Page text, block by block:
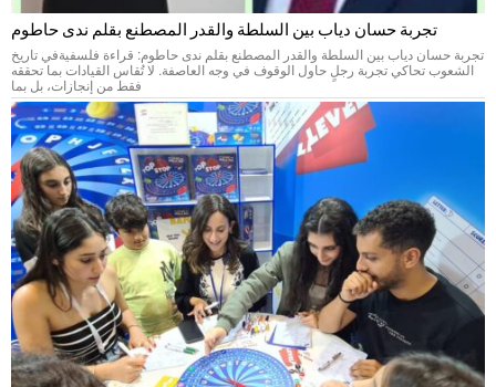
تجربة حسان دياب بين السلطة والقدر المصطنع بقلم ندى حاطوم
تجربة حسان دياب بين السلطة والقدر المصطنع بقلم ندى حاطوم: قراءة فلسفيةفي تاريخ
الشعوب تحاكي تجربة رجلٍ حاول الوقوف في وجه العاصفة. لا تُقاس القيادات بما تحققه
فقط من إنجازات، بل بما